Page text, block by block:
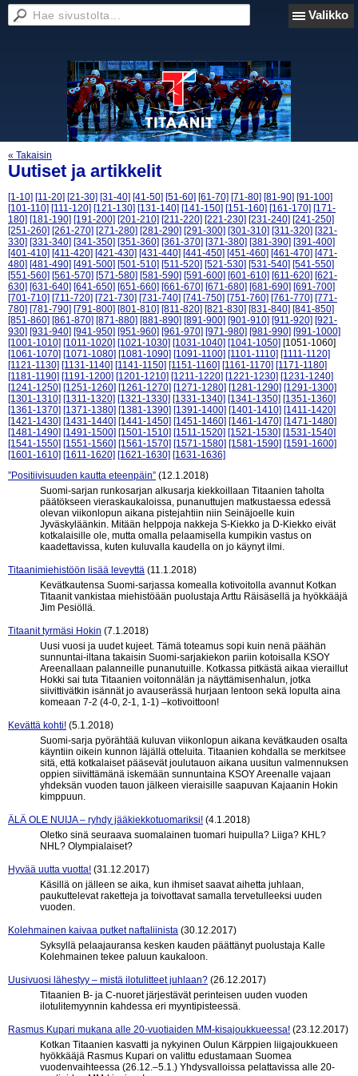
Valikko
« Takaisin
Uutiset ja artikkelit
[1-10] [11-20] [21-30] [31-40] [41-50] [51-60] [61-70] [71-80] [81-90] [91-100]
[101-110] [111-120] [121-130] [131-140] [141-150] [151-160] [161-170] [171-
180] [181-190] [191-200] [201-210] [211-220] [221-230] [231-240] [241-250]
[251-260] [261-270] [271-280] [281-290] [291-300] [301-310] [311-320] [321-
330] [331-340] [341-350] [351-360] [361-370] [371-380] [381-390] [391-400]
[401-410] [411-420] [421-430] [431-440] [441-450] [451-460] [461-470] [471-
480] [481-490] [491-500] [501-510] [511-520] [521-530] [531-540] [541-550]
[551-560] [561-570] [571-580] [581-590] [591-600] [601-610] [611-620] [621-
630] [631-640] [641-650] [651-660] [661-670] [671-680] [681-690] [691-700]
[701-710] [711-720] [721-730] [731-740] [741-750] [751-760] [761-770] [771-
780] [781-790] [791-800] [801-810] [811-820] [821-830] [831-840] [841-850]
[851-860] [861-870] [871-880] [881-890] [891-900] [901-910] [911-920] [921-
930] [931-940] [941-950] [951-960] [961-970] [971-980] [981-990] [991-1000]
[1001-1010] [1011-1020] [1021-1030] [1031-1040] [1041-1050] [1051-1060]
[1061-1070] [1071-1080] [1081-1090] [1091-1100] [1101-1110] [1111-1120]
[1121-1130] [1131-1140] [1141-1150] [1151-1160] [1161-1170] [1171-1180]
[1181-1190] [1191-1200] [1201-1210] [1211-1220] [1221-1230] [1231-1240]
[1241-1250] [1251-1260] [1261-1270] [1271-1280] [1281-1290] [1291-1300]
[1301-1310] [1311-1320] [1321-1330] [1331-1340] [1341-1350] [1351-1360]
[1361-1370] [1371-1380] [1381-1390] [1391-1400] [1401-1410] [1411-1420]
[1421-1430] [1431-1440] [1441-1450] [1451-1460] [1461-1470] [1471-1480]
[1481-1490] [1491-1500] [1501-1510] [1511-1520] [1521-1530] [1531-1540]
[1541-1550] [1551-1560] [1561-1570] [1571-1580] [1581-1590] [1591-1600]
[1601-1610] [1611-1620] [1621-1630] [1631-1636]
”Positiivisuuden kautta eteenpäin” (12.1.2018)
Suomi-sarjan runkosarjan alkusarja kiekkoillaan Titaanien taholta
päätökseen vieraskaukaloissa, punanuttujen matkustaessa edessä
olevan viikonlopun aikana pistejahtiin niin Seinäjoelle kuin
Jyväskyläänkin. Mitään helppoja nakkeja S-Kiekko ja D-Kiekko eivät
kotkalaisille ole, mutta omalla pelaamisella kumpikin vastus on
kaadettavissa, kuten kuluvalla kaudella on jo käynyt ilmi.
Titaanimiehistöön lisää leveyttä (11.1.2018)
Kevätkautensa Suomi-sarjassa komealla kotivoitolla avannut Kotkan
Titaanit vankistaa miehistöään puolustaja Arttu Räisäsellä ja hyökkääjä
Jim Pesiöllä.
Titaanit tyrmäsi Hokin (7.1.2018)
Uusi vuosi ja uudet kujeet. Tämä toteamus sopi kuin nenä päähän
sunnuntai-iltana takaisin Suomi-sarjakiekon pariin kotoisalla KSOY
Areenallaan palanneille punanutuille. Kotkassa pitkästä aikaa vieraillut
Hokki sai tuta Titaanien voitonnälän ja näyttämisenhalun, jotka
siivittivätkin isännät jo avauserässä hurjaan lentoon sekä lopulta aina
komeaan 7-2 (4-0, 2-1, 1-1) –kotivoittoon!
Kevättä kohti! (5.1.2018)
Suomi-sarja pyörähtää kuluvan viikonlopun aikana kevätkauden osalta
käyntiin oikein kunnon läjällä otteluita. Titaanien kohdalla se merkitsee
sitä, että kotkalaiset pääsevät joulutauon aikana uusitun valmennuksen
oppien siivittämänä iskemään sunnuntaina KSOY Areenalle vajaan
yhdeksän vuoden tauon jälkeen vieraisille saapuvan Kajaanin Hokin
kimppuun.
ÄLÄ OLE NUIJA – ryhdy jääkiekkotuomariksi! (4.1.2018)
Oletko sinä seuraava suomalainen tuomari huipulla? Liiga? KHL?
NHL? Olympialaiset?
Hyvää uutta vuotta! (31.12.2017)
Käsillä on jälleen se aika, kun ihmiset saavat aihetta juhlaan,
paukuttelevat raketteja ja toivottavat samalla tervetulleeksi uuden
vuoden.
Kolehmainen kaivaa putket naftaliinista (30.12.2017)
Syksyllä pelaajauransa kesken kauden päättänyt puolustaja Kalle
Kolehmainen tekee paluun kaukaloon.
Uusivuosi lähestyy – mistä ilotulitteet juhlaan? (26.12.2017)
Titaanien B- ja C-nuoret järjestävät perinteisen uuden vuoden
ilotulitemyynnin kahdessa eri myyntipisteessä.
Rasmus Kupari mukana alle 20-vuotiaiden MM-kisajoukkueessa! (23.12.2017)
Kotkan Titaanien kasvatti ja nykyinen Oulun Kärppien liigajoukkueen
hyökkääjä Rasmus Kupari on valittu edustamaan Suomea
vuodenvaihteessa (26.12.–5.1.) Yhdysvalloissa pelattavissa alle 20-